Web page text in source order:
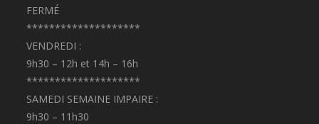
FERMÉ
********************
VENDREDI :
9h30 – 12h et 14h – 16h
********************
SAMEDI SEMAINE IMPAIRE :
9h30 – 11h30